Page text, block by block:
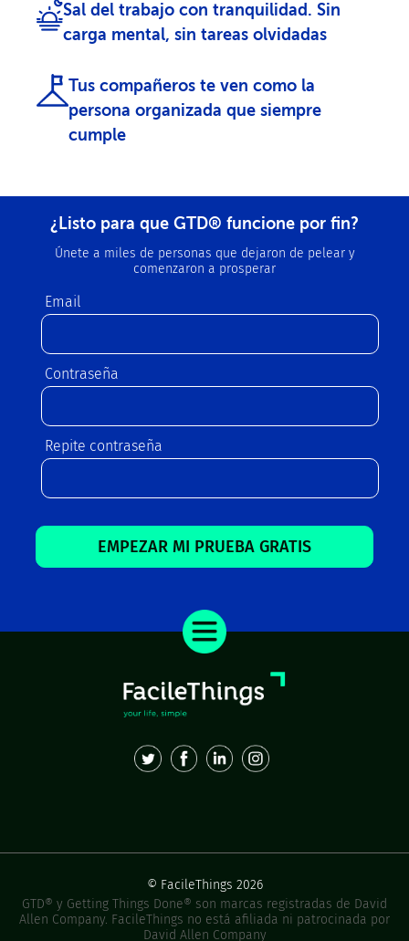
Sal del trabajo con tranquilidad. Sin
carga mental, sin tareas olvidadas
Tus compañeros te ven como la
persona organizada que siempre
cumple
¿Listo para que GTD® funcione por fin?
Únete a miles de personas que dejaron de pelear y
comenzaron a prosperar
Email
Contraseña
Repite contraseña
EMPEZAR MI PRUEBA GRATIS
© FacileThings 2026
GTD® y Getting Things Done® son marcas registradas de David
Allen Company. FacileThings no está afiliada ni patrocinada por
David Allen Company